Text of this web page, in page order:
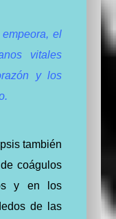
el
vitales
y los
también
coágulos
y en los
de las